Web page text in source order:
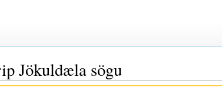
Jökuldæla sögu